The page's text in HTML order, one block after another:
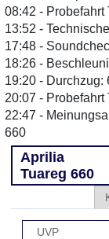
08:42 - Probefahrt
13:52 -
17:48 -
18:26 -
19:20 - Durchzug:
20:07 - Probefahrt
22:47 -
660
Aprilia
Tuareg 660
UVP